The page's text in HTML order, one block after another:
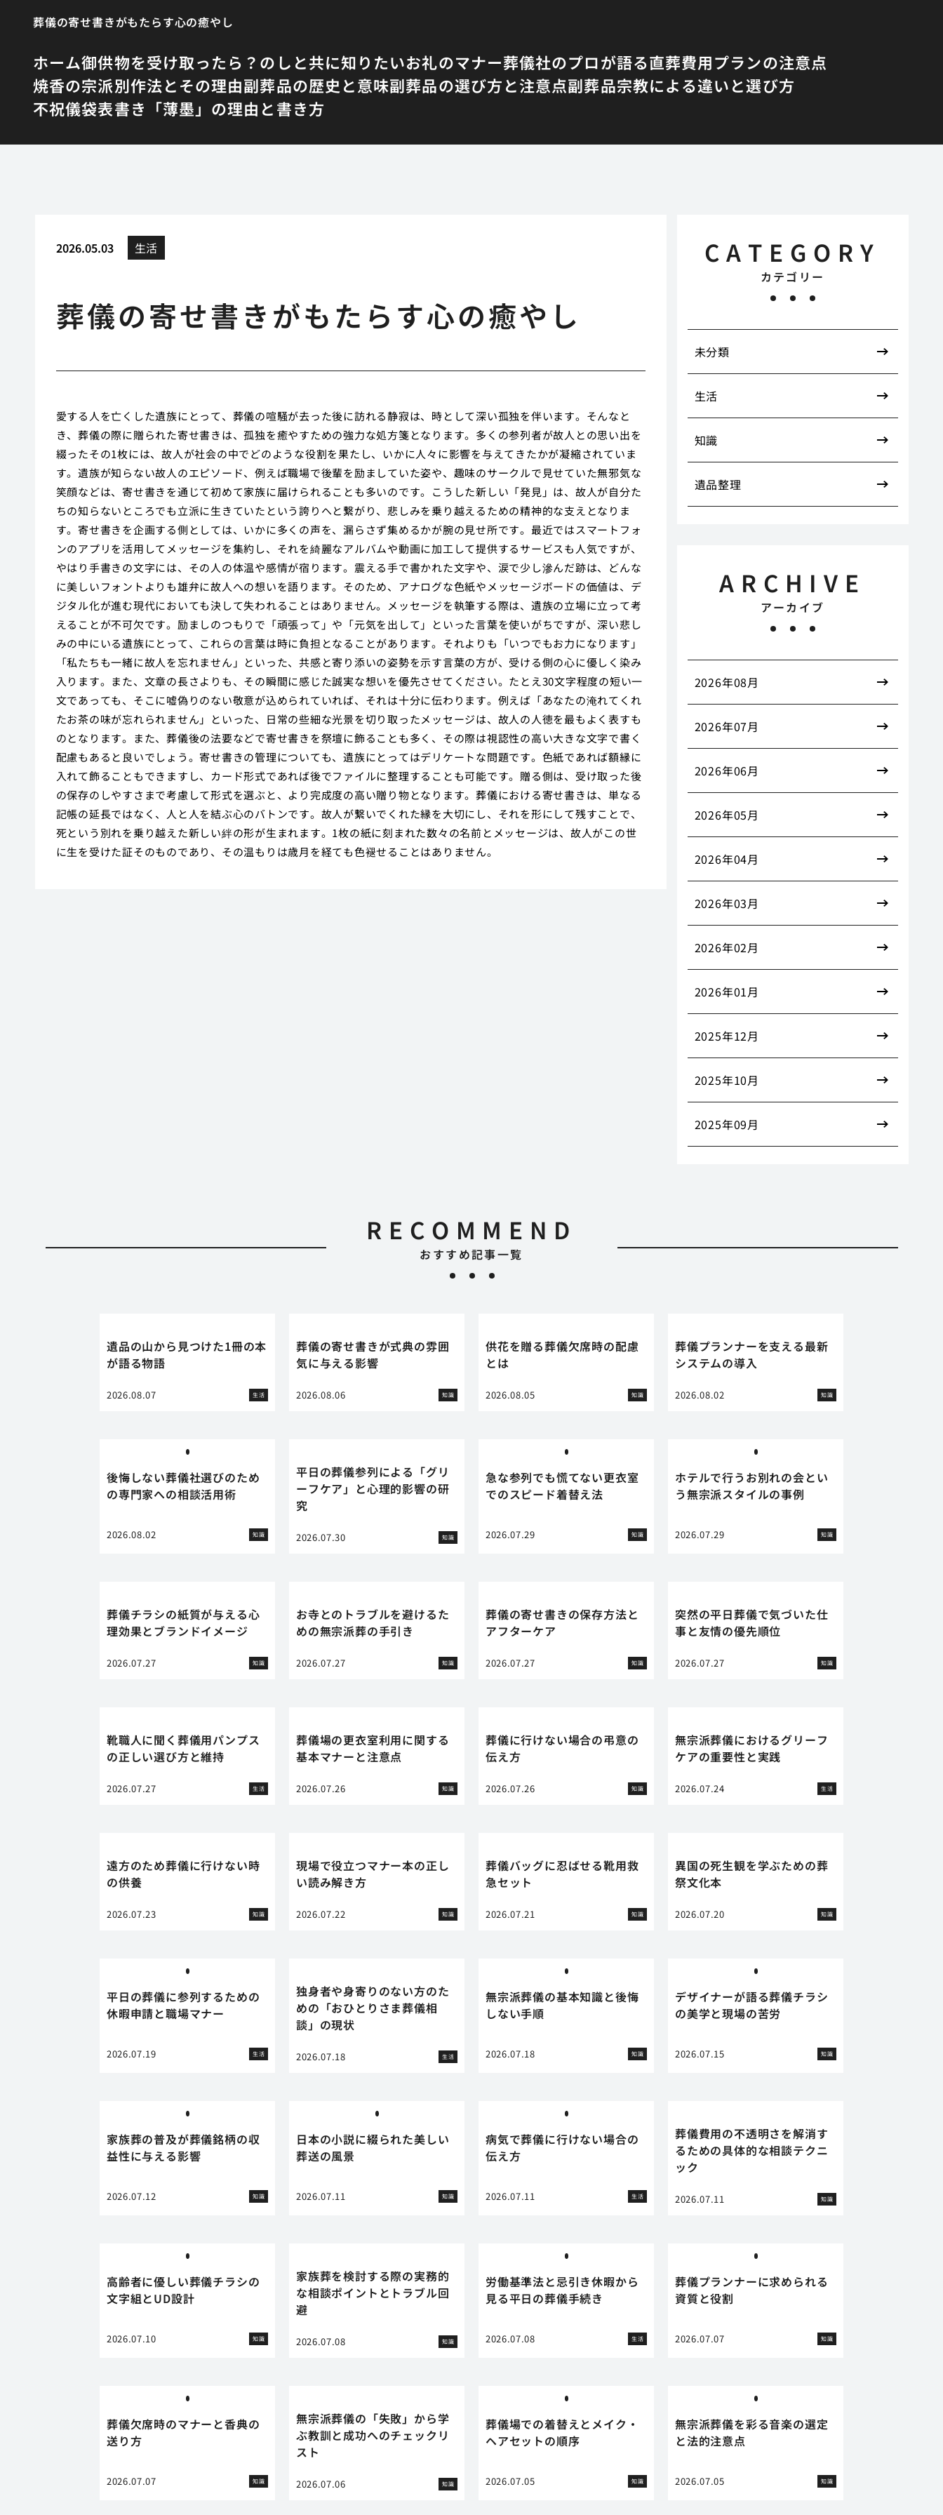
葬儀の寄せ書きがもたらす心の癒やし
ホーム御供物を受け取ったら？のしと共に知りたいお礼のマナー葬儀社のプロが語る直葬費用プランの注意点
焼香の宗派別作法とその理由副葬品の歴史と意味副葬品の選び方と注意点副葬品宗教による違いと選び方
不祝儀袋表書き「薄墨」の理由と書き方
2026.05.03 生活
葬儀の寄せ書きがもたらす心の癒やし
愛する人を亡くした遺族にとって、葬儀の喧騒が去った後に訪れる静寂は、時として深い孤独を伴います。そんなと
き、葬儀の際に贈られた寄せ書きは、孤独を癒やすための強力な処方箋となります。多くの参列者が故人との思い出を
綴ったその1枚には、故人が社会の中でどのような役割を果たし、いかに人々に影響を与えてきたかが凝縮されていま
す。遺族が知らない故人のエピソード、例えば職場で後輩を励ましていた姿や、趣味のサークルで見せていた無邪気な
笑顔などは、寄せ書きを通じて初めて家族に届けられることも多いのです。こうした新しい「発見」は、故人が自分た
ちの知らないところでも立派に生きていたという誇りへと繋がり、悲しみを乗り越えるための精神的な支えとなりま
す。寄せ書きを企画する側としては、いかに多くの声を、漏らさず集めるかが腕の見せ所です。最近ではスマートフォ
ンのアプリを活用してメッセージを集約し、それを綺麗なアルバムや動画に加工して提供するサービスも人気ですが、
やはり手書きの文字には、その人の体温や感情が宿ります。震える手で書かれた文字や、涙で少し滲んだ跡は、どんな
に美しいフォントよりも雄弁に故人への想いを語ります。そのため、アナログな色紙やメッセージボードの価値は、デ
ジタル化が進む現代においても決して失われることはありません。メッセージを執筆する際は、遺族の立場に立って考
えることが不可欠です。励ましのつもりで「頑張って」や「元気を出して」といった言葉を使いがちですが、深い悲し
みの中にいる遺族にとって、これらの言葉は時に負担となることがあります。それよりも「いつでもお力になります」
「私たちも一緒に故人を忘れません」といった、共感と寄り添いの姿勢を示す言葉の方が、受ける側の心に優しく染み
入ります。また、文章の長さよりも、その瞬間に感じた誠実な想いを優先させてください。たとえ30文字程度の短い一
文であっても、そこに嘘偽りのない敬意が込められていれば、それは十分に伝わります。例えば「あなたの淹れてくれ
たお茶の味が忘れられません」といった、日常の些細な光景を切り取ったメッセージは、故人の人徳を最もよく表すも
のとなります。また、葬儀後の法要などで寄せ書きを祭壇に飾ることも多く、その際は視認性の高い大きな文字で書く
配慮もあると良いでしょう。寄せ書きの管理についても、遺族にとってはデリケートな問題です。色紙であれば額縁に
入れて飾ることもできますし、カード形式であれば後でファイルに整理することも可能です。贈る側は、受け取った後
の保存のしやすさまで考慮して形式を選ぶと、より完成度の高い贈り物となります。葬儀における寄せ書きは、単なる
記帳の延長ではなく、人と人を結ぶ心のバトンです。故人が繋いでくれた縁を大切にし、それを形にして残すことで、
死という別れを乗り越えた新しい絆の形が生まれます。1枚の紙に刻まれた数々の名前とメッセージは、故人がこの世
に生を受けた証そのものであり、その温もりは歳月を経ても色褪せることはありません。
RECOMMEND
おすすめ記事一覧
遺品の山から見つけた1冊の本
が語る物語
2026.08.07 生活
葬儀の寄せ書きが式典の雰囲
気に与える影響
2026.08.06 知識
供花を贈る葬儀欠席時の配慮
とは
2026.08.05 知識
葬儀プランナーを支える最新
システムの導入
2026.08.02 知識
後悔しない葬儀社選びのため
の専門家への相談活用術
2026.08.02 知識
平日の葬儀参列による「グリ
ーフケア」と心理的影響の研
究
2026.07.30 知識
急な参列でも慌てない更衣室
でのスピード着替え法
2026.07.29 知識
ホテルで行うお別れの会とい
う無宗派スタイルの事例
2026.07.29 知識
葬儀チラシの紙質が与える心
理効果とブランドイメージ
2026.07.27 知識
お寺とのトラブルを避けるた
めの無宗派葬の手引き
2026.07.27 知識
葬儀の寄せ書きの保存方法と
アフターケア
2026.07.27 知識
突然の平日葬儀で気づいた仕
事と友情の優先順位
2026.07.27 知識
靴職人に聞く葬儀用パンプス
の正しい選び方と維持
2026.07.27 生活
葬儀場の更衣室利用に関する
基本マナーと注意点
2026.07.26 知識
葬儀に行けない場合の弔意の
伝え方
2026.07.26 知識
無宗派葬儀におけるグリーフ
ケアの重要性と実践
2026.07.24 生活
遠方のため葬儀に行けない時
の供養
2026.07.23 知識
現場で役立つマナー本の正し
い読み解き方
2026.07.22 知識
葬儀バッグに忍ばせる靴用救
急セット
2026.07.21 知識
異国の死生観を学ぶための葬
祭文化本
2026.07.20 知識
平日の葬儀に参列するための
休暇申請と職場マナー
2026.07.19 生活
独身者や身寄りのない方のた
めの「おひとりさま葬儀相
談」の現状
2026.07.18 生活
無宗派葬儀の基本知識と後悔
しない手順
2026.07.18 知識
デザイナーが語る葬儀チラシ
の美学と現場の苦労
2026.07.15 知識
家族葬の普及が葬儀銘柄の収
益性に与える影響
2026.07.12 知識
日本の小説に綴られた美しい
葬送の風景
2026.07.11 知識
病気で葬儀に行けない場合の
伝え方
2026.07.11 生活
葬儀費用の不透明さを解消す
るための具体的な相談テクニ
ック
2026.07.11 知識
高齢者に優しい葬儀チラシの
文字組とUD設計
2026.07.10 知識
家族葬を検討する際の実務的
な相談ポイントとトラブル回
避
2026.07.08 知識
労働基準法と忌引き休暇から
見る平日の葬儀手続き
2026.07.08 生活
葬儀プランナーに求められる
資質と役割
2026.07.07 知識
葬儀欠席時のマナーと香典の
送り方
2026.07.07 知識
無宗派葬儀の「失敗」から学
ぶ教訓と成功へのチェックリ
スト
2026.07.06 知識
葬儀場での着替えとメイク・
ヘアセットの順序
2026.07.05 知識
無宗派葬儀を彩る音楽の選定
と法的注意点
2026.07.05 知識
CATEGORY
カテゴリー
未分類
生活
知識
遺品整理
ARCHIVE
アーカイブ
2026年08月
2026年07月
2026年06月
2026年05月
2026年04月
2026年03月
2026年02月
2026年01月
2025年12月
2025年10月
2025年09月